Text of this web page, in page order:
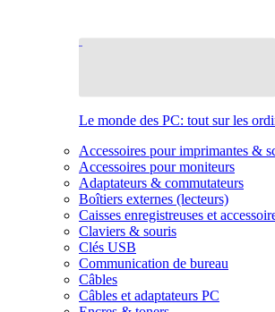
Le monde des PC: tout sur les
Accessoires pour imprimantes &
Accessoires pour moniteurs
Adaptateurs & commutateurs
Boîtiers externes (lecteurs)
Caisses enregistreuses et
Claviers & souris
Clés USB
Communication de bureau
Câbles
Câbles et adaptateurs PC